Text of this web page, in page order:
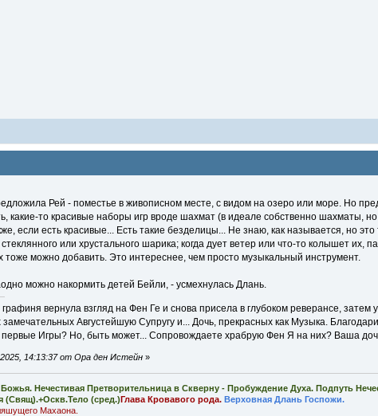
Рей - поместье в живописном месте, с видом на озеро или море. Но
какие-то красивые наборы игр вроде шахмат (в идеале собственно шахматы,
если есть красивые... Есть такие безделицы... Не знаю, как называется, но
или хрустального шарика; когда дует ветер или что-то колышет их,
тоже можно добавить. Это интереснее, чем просто музыкальный инструмент.
можно накормить детей Бейли, - усмехнулась Длань.
вернула взгляд на Фен Ге и снова присела в глубоком реверансе, затем
Августейшую Супругу и... Дочь, прекрасных как Музыка.
Игры? Но, быть может... Сопровождаете храбрую Фен Я на них? Ваша
14:13:37 от Ора ден Истейн »
Нечестивая Претворительница в Скверну - Пробуждение Духа. Подпуть
(Свящ).+Оскв.Тело (сред.)Глава Кровавого рода.Верховная Длань Госпожи.
Махаона.